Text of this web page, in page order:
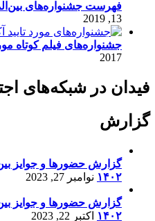
فهرست جشنواره‌های
13, 2019
جشنواره‌های فیلم کوتاه
2017
فیدان در شبکه‌های
گزارش
گزارش حضورها و جوایز
۱۴۰۲ نوامبر 27, 2023
گزارش حضورها و جوایز
۱۴۰۲ اکتبر 22, 2023